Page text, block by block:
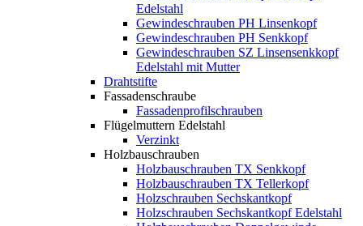
Edelstahl
Gewindeschrauben PH Linsenkopf
Gewindeschrauben PH Senkkopf
Gewindeschrauben SZ Linsensenkkopf
Edelstahl mit Mutter
Drahtstifte
Fassadenschraube
Fassadenprofilschrauben
Flügelmuttern Edelstahl
Verzinkt
Holzbauschrauben
Holzbauschrauben TX Senkkopf
Holzbauschrauben TX Tellerkopf
Holzschrauben Sechskantkopf
Holzschrauben Sechskantkopf Edelstahl